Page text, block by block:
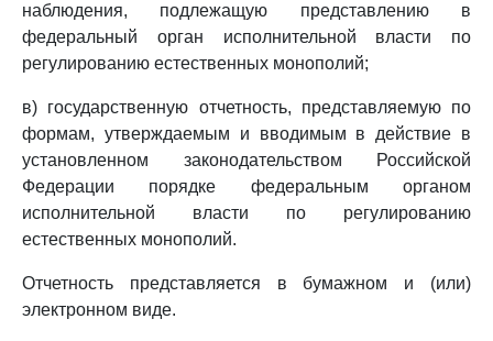
наблюдения, подлежащую представлению в
федеральный орган исполнительной власти по
регулированию естественных монополий;
в) государственную отчетность, представляемую по
формам, утверждаемым и вводимым в действие в
установленном законодательством Российской
Федерации порядке федеральным органом
исполнительной власти по регулированию
естественных монополий.
Отчетность представляется в бумажном и (или)
электронном виде.